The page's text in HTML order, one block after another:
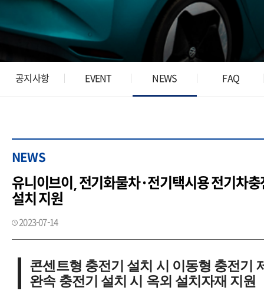
공지사항 EVENT NEWS FAQ
NEWS
유니이브이, 전기화물차·전기택시용 전기차충
설치 지원
2023-07-14
콘센트형 충전기 설치 시 이동형 충전기
완속 충전기 설치 시 옥외 설치자재 지원